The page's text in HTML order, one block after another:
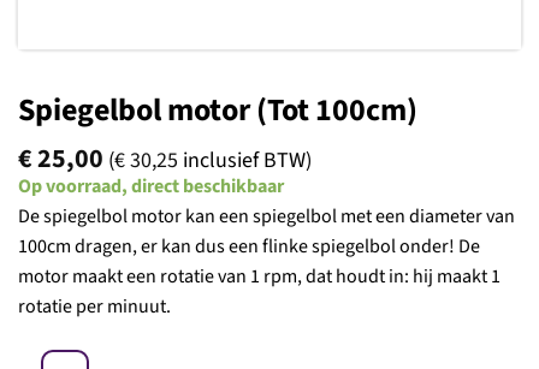
Spiegelbol motor (Tot 100cm)
€25,00 (€30,25 inclusief BTW)
Op voorraad, direct beschikbaar
De spiegelbol motor kan een spiegelbol met een diameter van
100cm dragen, er kan dus een flinke spiegelbol onder! De
motor maakt een rotatie van 1 rpm, dat houdt in: hij maakt 1
rotatie per minuut.